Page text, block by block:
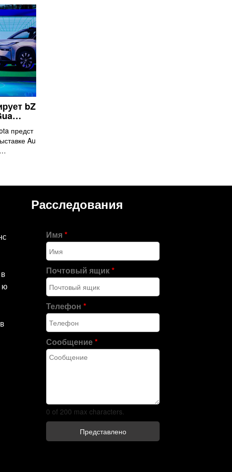
bZ
предст
Au
ю
Расследования
Имя*
Почтовый ящик*
Телефон *
Сообщение*
0 of 200 max characters.
Представлено